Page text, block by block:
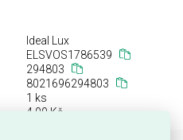
Ideal Lux
ELSVOS1786539
294803
8021696294803
1 ks
4,00 Kč